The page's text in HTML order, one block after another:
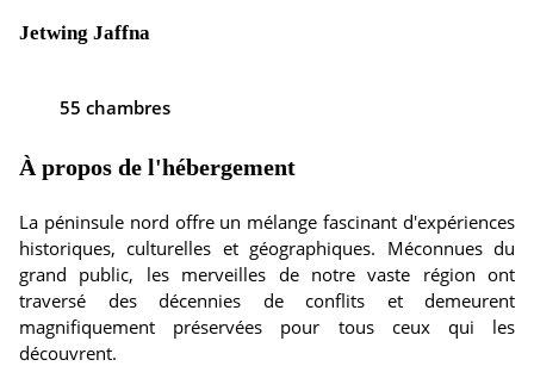
Jetwing Jaffna
55 chambres
À propos de l'hébergement
La péninsule nord offre un mélange fascinant d'expériences
historiques, culturelles et géographiques. Méconnues du
grand public, les merveilles de notre vaste région ont
traversé des décennies de conflits et demeurent
magnifiquement préservées pour tous ceux qui les
découvrent.